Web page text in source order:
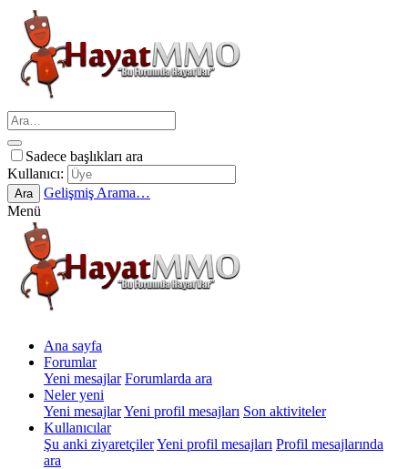
Sadece başlıkları ara
Kullanıcı:
Ara
Gelişmiş Arama…
Menü
Ana sayfa
Forumlar
Yeni mesajlar Forumlarda ara
Neler yeni
Yeni mesajlarYeni profil mesajları Son aktiviteler
Kullanıcılar
Şu anki ziyaretçilerYeni profil mesajları Profil mesajlarında
ara